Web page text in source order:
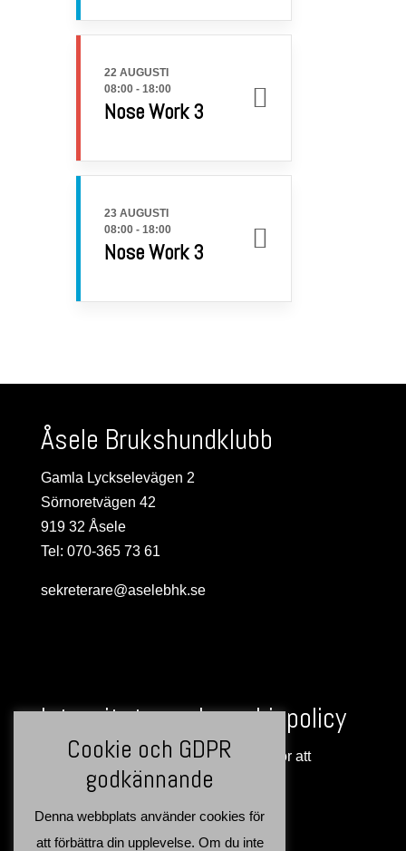
22 AUGUSTI
08:00 - 18:00
Nose Work 3
23 AUGUSTI
08:00 - 18:00
Nose Work 3
Åsele Brukshundklubb
Gamla Lyckselevägen 2
Sörnoretvägen 42
919 32 Åsele
Tel: 070-365 73 61
sekreterare@aselebhk.se
Integritets- och cookiepolicy
Denna webbplats använder cookies för att
förbättra din upplevelse >>
Cookie och GDPR
godkännande
Denna webbplats använder cookies för
att förbättra din upplevelse. Om du inte